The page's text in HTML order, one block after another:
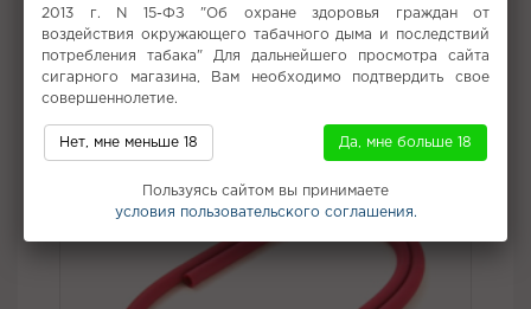
уникальные ароматы.
Не забудьте купить
2013 г. N 15-ФЗ "Об охране здоровья граждан от
воздействия окружающего табачного дыма и последствий
потребления табака" Для дальнейшего просмотра сайта
сигарного магазина, Вам необходимо подтвердить свое
совершеннолетие.
Нет, мне меньше 18 Да, мне больше 18
Пользуясь сайтом вы принимаете
условия пользовательского соглашения.